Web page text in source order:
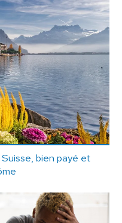
bien payé et